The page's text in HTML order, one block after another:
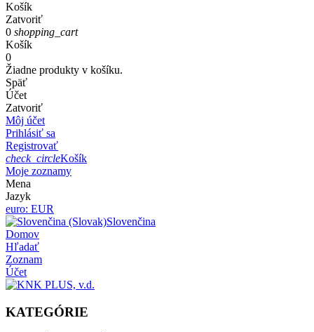
Košík
Zatvoriť
0 shopping_cart
Košík
0
Žiadne produkty v košíku.
Späť
Účet
Zatvoriť
Môj účet
Prihlásiť sa
Registrovať
check_circleKošík
Moje zoznamy
Mena
Jazyk
euro: EUR
Slovenčina
Domov
Hľadať
Zoznam
Účet
KATEGÓRIE